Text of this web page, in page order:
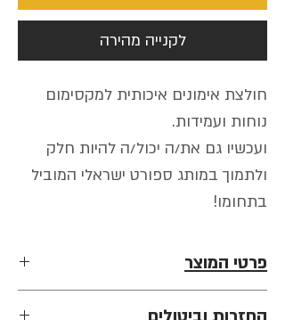
לקנייה מהירה
חולצת אימונים איכותית למקסימום
נוחות ועמידות.
ועכשיו גם את/ה יכול/ה להיות חלק
ולתמוך במותג ספורט ישראלי המוביל
בתחומו!
פרטי המוצר